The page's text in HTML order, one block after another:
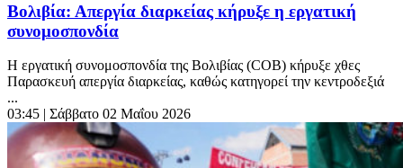
Βολιβία: Απεργία διαρκείας κήρυξε η εργατική
συνομοσπονδία
Η εργατική συνομοσπονδία της Βολιβίας (COB) κήρυξε χθες
Παρασκευή απεργία διαρκείας, καθώς κατηγορεί την κεντροδεξιά
...
03:45 | Σάββατο 02 Μαΐου 2026